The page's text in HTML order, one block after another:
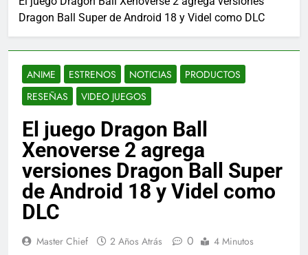
Dragon Ball Super de Android 18 y Videl como DLC
ANIME ESTRENOS NOTICIAS
PRODUCTOS
RESEÑAS
VIDEO JUEGOS
El juego Dragon Ball
Xenoverse 2 agrega
versiones Dragon Ball Super
de Android 18 y Videl como
DLC
Master Chief 2 Años Atrás 0 4 Minutos